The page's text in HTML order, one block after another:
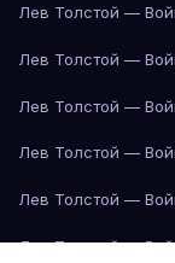
Лев Толстой —
Лев Толстой —
Лев Толстой —
Лев Толстой —
Лев Толстой —
Лев Толстой —